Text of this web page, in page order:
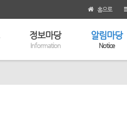
홈으로
정보마당
Information
알림마당
Notice